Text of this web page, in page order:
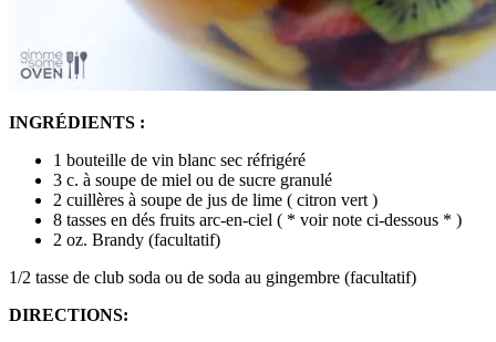
INGRÉDIENTS :
1 bouteille de vin blanc sec réfrigéré
3 c. à soupe de miel ou de sucre granulé
2 cuillères à soupe de jus de lime ( citron vert )
8 tasses en dés fruits arc-en-ciel ( * voir note ci-dessous * )
2 oz. Brandy (facultatif)
1/2 tasse de club soda ou de soda au gingembre (facultatif)
DIRECTIONS: